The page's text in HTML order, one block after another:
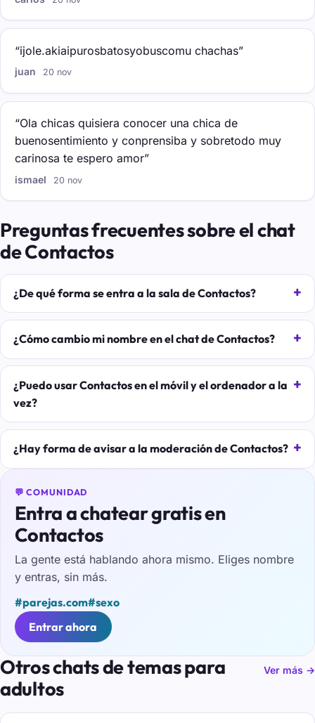
“ijole.akiaipurosbatosyobuscomu chachas”
juan 20 nov
“Ola chicas quisiera conocer una chica de
buenosentimiento y conprensiba y sobretodo muy
carinosa te espero amor”
ismael 20 nov
Preguntas frecuentes sobre el chat
de Contactos
¿De qué forma se entra a la sala de Contactos?
¿Cómo cambio mi nombre en el chat de Contactos?
¿Puedo usar Contactos en el móvil y el ordenador a la
vez?
¿Hay forma de avisar a la moderación de Contactos?
💬 COMUNIDAD
Entra a chatear gratis en
Contactos
La gente está hablando ahora mismo. Eliges nombre
y entras, sin más.
#parejas.com#sexo
Entrar ahora
Otros chats de temas para
adultos
Ver más →